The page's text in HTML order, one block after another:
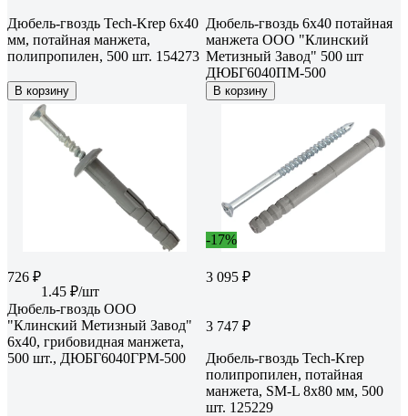
Дюбель-гвоздь Tech-Krep 6x40
мм, потайная манжета,
полипропилен, 500 шт. 154273
В корзину
Дюбель-гвоздь 6x40 потайная
манжета ООО "Клинский
Метизный Завод" 500 шт
ДЮБГ6040ПМ-500
В корзину
726 ₽
1.45 ₽/шт
Дюбель-гвоздь ООО
"Клинский Метизный Завод"
6x40, грибовидная манжета,
500 шт., ДЮБГ6040ГРМ-500
-17%
3 095 ₽
3 747 ₽
Дюбель-гвоздь Tech-Krep
полипропилен, потайная
манжета, SM-L 8x80 мм, 500
шт. 125229